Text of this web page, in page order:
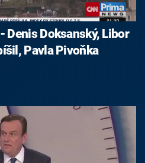
Denis Doksanský, Libor
Pavla Pivoňka